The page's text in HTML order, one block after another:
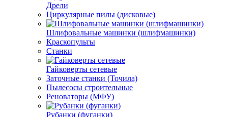
Дрели
Циркулярные пилы (дисковые)
Шлифовальные машинки (шлифмашинки)
Краскопульты
Станки
Гайковерты сетевые
Заточные станки (Точила)
Пылесосы строительные
Реноваторы (МФУ)
Рубанки (фуганки)